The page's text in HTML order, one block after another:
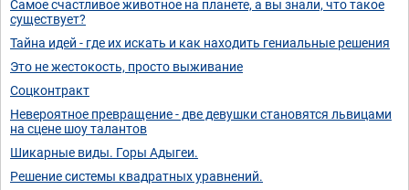
Самое счастливое животное на планете, а вы знали, что такое
существует?
Тайна идей - где их искать и как находить гениальные решения
Это не жестокость, просто выживание
Соцконтракт
Невероятное превращение - две девушки становятся львицами
на сцене шоу талантов
Шикарные виды. Горы Адыгеи.
Решение системы квадратных уравнений.